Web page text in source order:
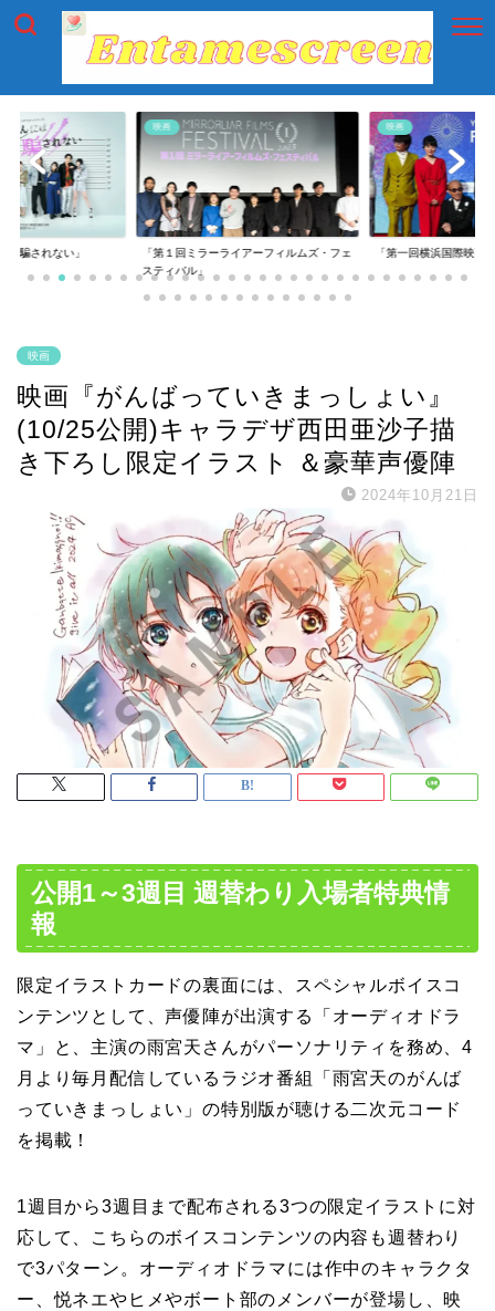
は騙されない」
映画
「第１回ミラーライアーフィルムズ・フェ
スティバル」
映画
「第一回横浜国際映画
映画
映画『がんばっていきまっしょい』
(10/25公開)キャラデザ西田亜沙子描
き下ろし限定イラスト ＆豪華声優陣
2024年10月21日
公開1～3週目 週替わり入場者特典情
報
限定イラストカードの裏面には、スペシャルボイスコ
ンテンツとして、声優陣が出演する「オーディオドラ
マ」と、主演の雨宮天さんがパーソナリティを務め、4
月より毎月配信しているラジオ番組「雨宮天のがんば
っていきまっしょい」の特別版が聴ける二次元コード
を掲載！
1週目から3週目まで配布される3つの限定イラストに対
応して、こちらのボイスコンテンツの内容も週替わり
で3パターン。オーディオドラマには作中のキャラクタ
ー、悦ネエやヒメやボート部のメンバーが登場し、映